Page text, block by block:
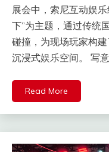
展会中，索尼互动娱
下”为主题，通过传统
碰撞，为现场玩家构
沉浸式娱乐空间。 写
Read More